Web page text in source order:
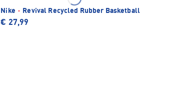
Nike · Revival Recycled Rubber Basketball
€ 27,99